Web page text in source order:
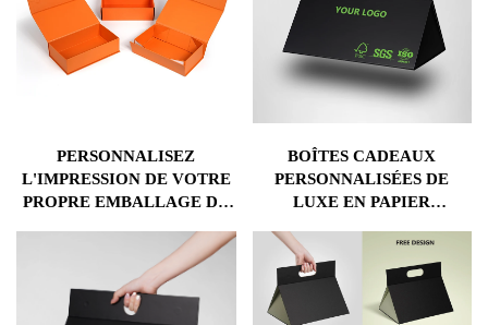
DES HEADBANDS
PERSONNALISEZ
L'IMPRESSION DE VOTRE
PROPRE EMBALLAGE DE
BOÎTES CADEAUX
PERSONNALISÉES DE
LUXE EN PAPIER
POIGNÉE